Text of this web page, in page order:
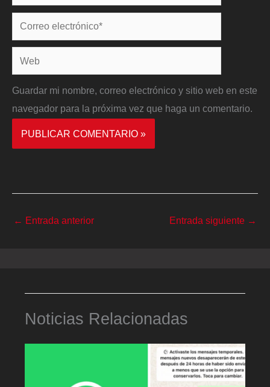
Correo
electrónico*
Web
Guardar mi nombre, correo electrónico y sitio web en este
navegador para la próxima vez que haga un comentario.
← Entrada anterior Entrada siguiente →
Noticias Relacionadas